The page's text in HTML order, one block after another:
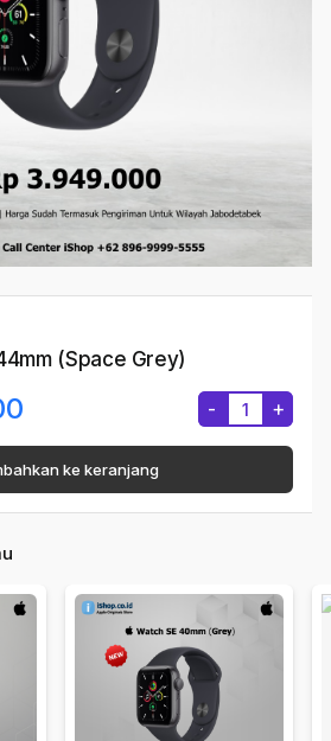
(Space Grey)
- +
ke keranjang